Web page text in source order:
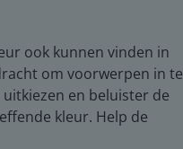
ook kunnen vinden in
om voorwerpen in te
en beluister de
kleur. Help de